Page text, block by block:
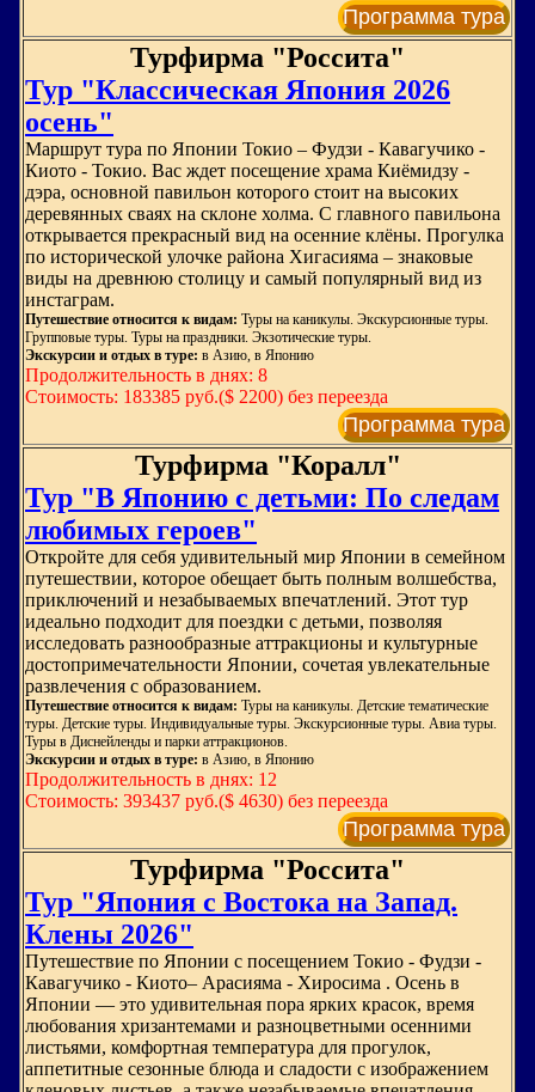
Программа тура
Турфирма "Россита"
Тур "Классическая Япония 2026
осень"
Маршрут тура по Японии Токио – Фудзи - Кавагучико -
Киото - Токио. Вас ждет посещение храма Киёмидзу -
дэра, основной павильон которого стоит на высоких
деревянных сваях на склоне холма. С главного павильона
открывается прекрасный вид на осенние клёны. Прогулка
по исторической улочке района Хигасияма – знаковые
виды на древнюю столицу и самый популярный вид из
инстаграм.
Путешествие относится к видам: Туры на каникулы. Экскурсионные туры.
Групповые туры. Туры на праздники. Экзотические туры.
Экскурсии и отдых в туре: в Азию, в Японию
Продолжительность в днях: 8
Стоимость: 183385 руб.($ 2200) без переезда
Программа тура
Турфирма "Коралл"
Тур "В Японию с детьми: По следам
любимых героев"
Откройте для себя удивительный мир Японии в семейном
путешествии, которое обещает быть полным волшебства,
приключений и незабываемых впечатлений. Этот тур
идеально подходит для поездки с детьми, позволяя
исследовать разнообразные аттракционы и культурные
достопримечательности Японии, сочетая увлекательные
развлечения с образованием.
Путешествие относится к видам: Туры на каникулы. Детские тематические
туры. Детские туры. Индивидуальные туры. Экскурсионные туры. Авиа туры.
Туры в Диснейленды и парки аттракционов.
Экскурсии и отдых в туре: в Азию, в Японию
Продолжительность в днях: 12
Стоимость: 393437 руб.($ 4630) без переезда
Программа тура
Турфирма "Россита"
Тур "Япония с Востока на Запад.
Клены 2026"
Путешествие по Японии с посещением Токио - Фудзи -
Кавагучико - Киото– Арасияма - Хиросима . Осень в
Японии — это удивительная пора ярких красок, время
любования хризантемами и разноцветными осенними
листьями, комфортная температура для прогулок,
аппетитные сезонные блюда и сладости с изображением